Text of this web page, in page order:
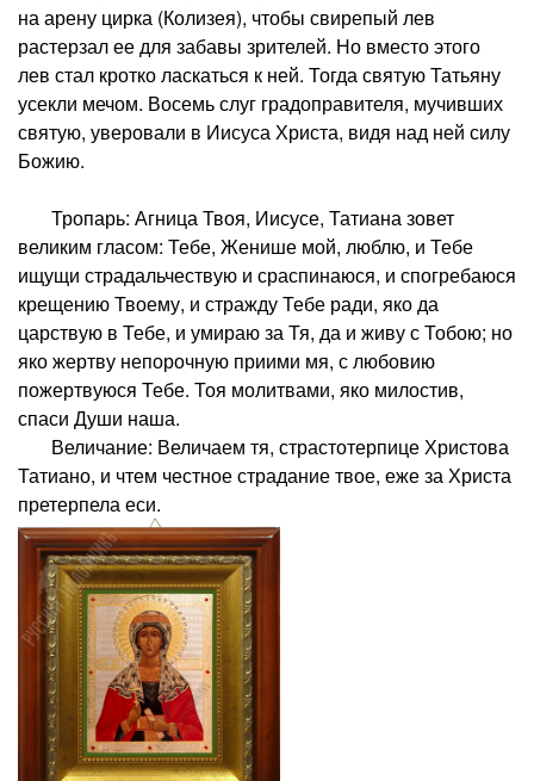
на арену цирка (Колизея), чтобы свирепый лев
растерзал ее для забавы зрителей. Но вместо этого
лев стал кротко ласкаться к ней. Тогда святую Татьяну
усекли мечом. Восемь слуг градоправителя, мучивших
святую, уверовали в Иисуса Христа, видя над ней силу
Божию.
Тропарь: Агница Твоя, Иисусе, Татиана зовет
великим гласом: Тебе, Женише мой, люблю, и Тебе
ищущи страдальчествую и сраспинаюся, и спогребаюся
крещению Твоему, и стражду Тебе ради, яко да
царствую в Тебе, и умираю за Тя, да и живу с Тобою; но
яко жертву непорочную приими мя, с любовию
пожертвуюся Тебе. Тоя молитвами, яко милостив,
спаси Души наша.
Величание: Величаем тя, страстотерпице Христова
Татиано, и чтем честное страдание твое, еже за Христа
претерпела еси.